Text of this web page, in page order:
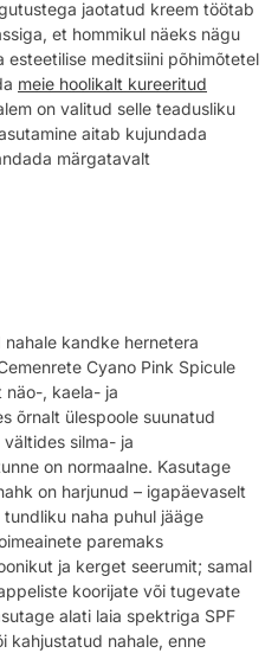
jaotatud kreem töötab
et hommikul näeks nägu
esteetilise meditsiini põhimõtetel
meie hoolikalt kureeritud
on valitud selle teadusliku
aitab kujundada
märgatavalt
kandke hernetera
Cyano Pink Spicule
näo-, kaela- ja
õrnalt ülespoole suunatud
silma- ja
on normaalne. Kasutage
on harjunud – igapäevaselt
naha puhul jääge
paremaks
ja kerget seerumit; samal
koorijate või tugevate
alati laia spektriga SPF
kahjustatud nahale, enne